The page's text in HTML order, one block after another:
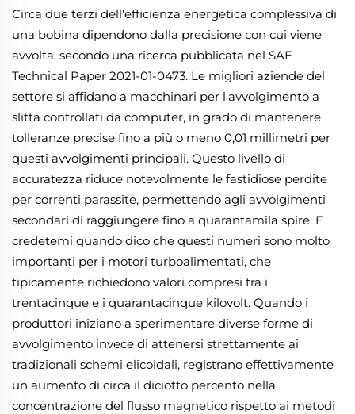
Circa due terzi dell'efficienza energetica complessiva di
una bobina dipendono dalla precisione con cui viene
avvolta, secondo una ricerca pubblicata nel SAE
Technical Paper 2021-01-0473. Le migliori aziende del
settore si affidano a macchinari per l'avvolgimento a
slitta controllati da computer, in grado di mantenere
tolleranze precise fino a più o meno 0,01 millimetri per
questi avvolgimenti principali. Questo livello di
accuratezza riduce notevolmente le fastidiose perdite
per correnti parassite, permettendo agli avvolgimenti
secondari di raggiungere fino a quarantamila spire. E
credetemi quando dico che questi numeri sono molto
importanti per i motori turboalimentati, che
tipicamente richiedono valori compresi tra i
trentacinque e i quarantacinque kilovolt. Quando i
produttori iniziano a sperimentare diverse forme di
avvolgimento invece di attenersi strettamente ai
tradizionali schemi elicoidali, registrano effettivamente
un aumento di circa il diciotto percento nella
concentrazione del flusso magnetico rispetto ai metodi